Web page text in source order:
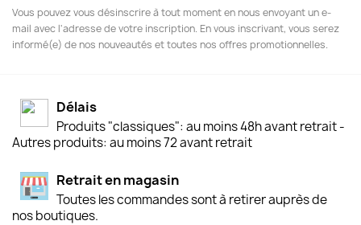
Vous pouvez vous désinscrire à tout moment en nous envoyant un e-
mail avec l'adresse de votre inscription. En vous inscrivant, vous serez
informé(e) de nos nouveautés et toutes nos offres promotionnelles.
Délais
Produits "classiques": au moins 48h avant retrait -
Autres produits: au moins 72 avant retrait
Retrait en magasin
Toutes les commandes sont à retirer auprès de
nos boutiques.